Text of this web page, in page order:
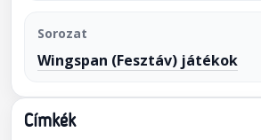
Sorozat
Wingspan (Fesztáv) játékok
Címkék